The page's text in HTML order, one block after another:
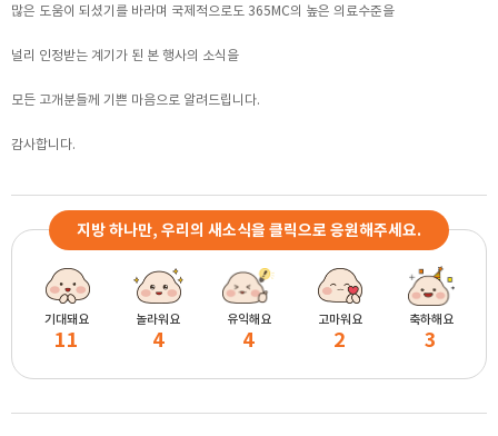
많은 도움이 되셨기를 바라며 국제적으로도 365MC의 높은 의료수준을
널리 인정받는 계기가 된 본 행사의 소식을
모든 고개분들께 기쁜 마음으로 알려드립니다.
감사합니다.
지방 하나만, 우리의 새소식을 클릭으로 응원해주세요.
기대돼요
11
놀라워요
4
유익해요
4
고마워요
2
축하해요
3